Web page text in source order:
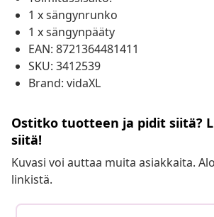
1 x sängynrunko
1 x sängynpääty
EAN: 8721364481411
SKU: 3412539
Brand: vidaXL
Ostitko tuotteen ja pidit siitä?
siitä!
Kuvasi voi auttaa muita asiakkaita.
linkistä.